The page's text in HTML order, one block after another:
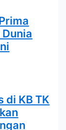
di KB TK